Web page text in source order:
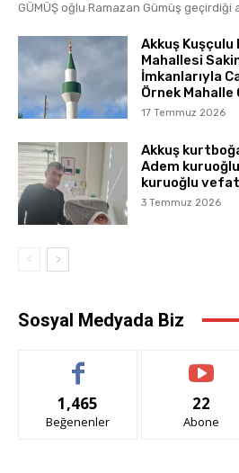
GÜMÜŞ oğlu Ramazan Gümüş geçirdiği
Akkuş Kuşçulu
Mahallesi
İmkanlarıyla
Örnek Mahalle
17 Temmuz 2026
Akkuş
Adem
kuruoğlu
3 Temmuz 2026
Sosyal Medyada Biz
1,465
Beğenenler
22
Abone